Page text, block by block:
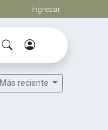
Ingresar
Más reciente